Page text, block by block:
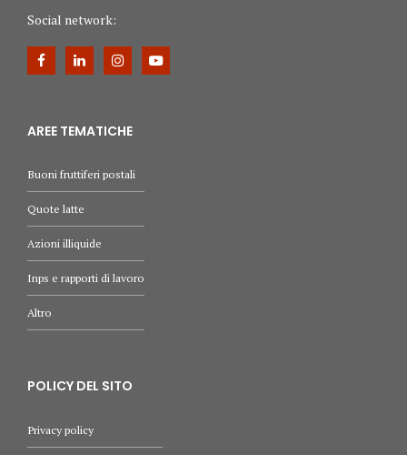
Social network:
AREE TEMATICHE
Buoni fruttiferi postali
Quote latte
Azioni illiquide
Inps e rapporti di lavoro
Altro
POLICY DEL SITO
Privacy policy